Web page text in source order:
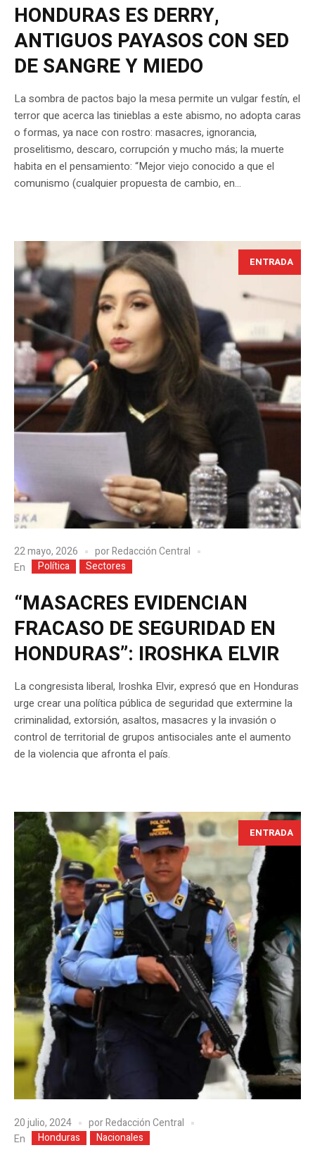
HONDURAS ES DERRY,
ANTIGUOS PAYASOS CON SED
DE SANGRE Y MIEDO
La sombra de pactos bajo la mesa permite un vulgar festín, el
terror que acerca las tinieblas a este abismo, no adopta caras
o formas, ya nace con rostro: masacres, ignorancia,
proselitismo, descaro, corrupción y mucho más; la muerte
habita en el pensamiento: “Mejor viejo conocido a que el
comunismo (cualquier propuesta de cambio, en...
ENTRADA
22 mayo, 2026 porRedacción Central
En
Política Sectores
“MASACRES EVIDENCIAN
FRACASO DE SEGURIDAD EN
HONDURAS”: IROSHKA ELVIR
La congresista liberal, Iroshka Elvir, expresó que en Honduras
urge crear una política pública de seguridad que extermine la
criminalidad, extorsión, asaltos, masacres y la invasión o
control de territorial de grupos antisociales ante el aumento
de la violencia que afronta el país.
ENTRADA
20 julio, 2024 porRedacción Central
En
Honduras Nacionales